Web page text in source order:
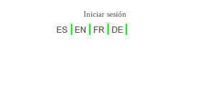
Iniciar sesión